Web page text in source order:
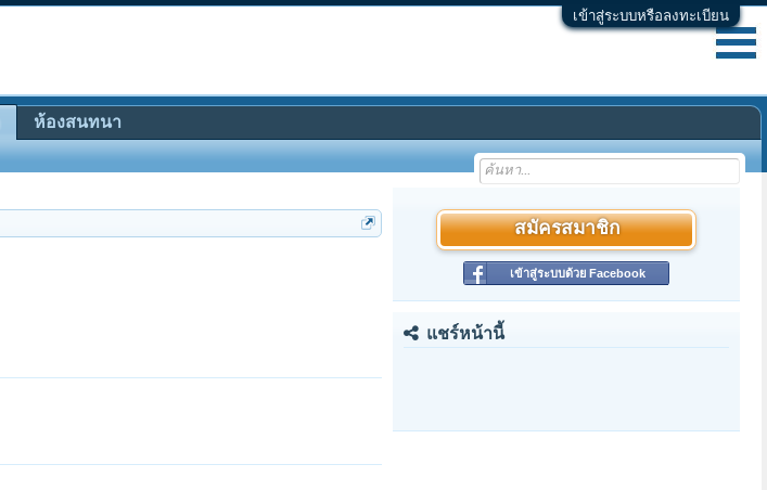
เข้าสู่ระบบหรือลงทะเบียน
สมัครสมาชิก
เข้าสู่ระบบด้วย Facebook
แชร์หน้านี้
ห้องสนทนา